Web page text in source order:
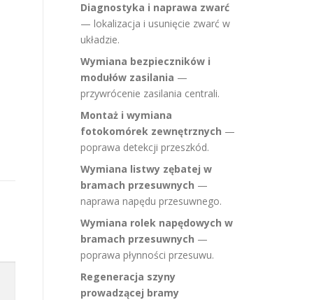
Diagnostyka i naprawa zwarć
— lokalizacja i usunięcie zwarć w
układzie.
Wymiana bezpieczników i
modułów zasilania —
przywrócenie zasilania centrali.
Montaż i wymiana
fotokomórek zewnętrznych —
poprawa detekcji przeszkód.
Wymiana listwy zębatej w
bramach przesuwnych —
naprawa napędu przesuwnego.
Wymiana rolek napędowych w
bramach przesuwnych —
poprawa płynności przesuwu.
Regeneracja szyny
prowadzącej bramy